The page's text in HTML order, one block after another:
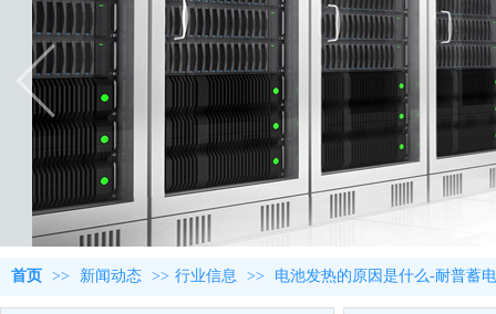
首页 >> 新闻动态 >> 行业信息 >> 电池发热的原因是什么-耐普蓄